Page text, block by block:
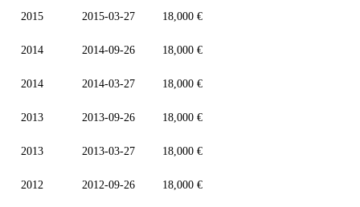
2015 2015-03-27 18,000 €
2014 2014-09-26 18,000 €
2014 2014-03-27 18,000 €
2013 2013-09-26 18,000 €
2013 2013-03-27 18,000 €
2012 2012-09-26 18,000 €